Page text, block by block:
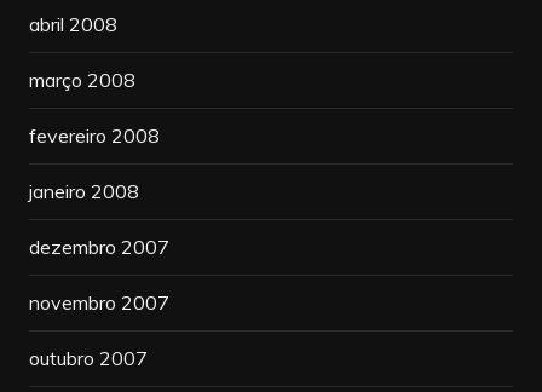
abril 2008
março 2008
fevereiro 2008
janeiro 2008
dezembro 2007
novembro 2007
outubro 2007